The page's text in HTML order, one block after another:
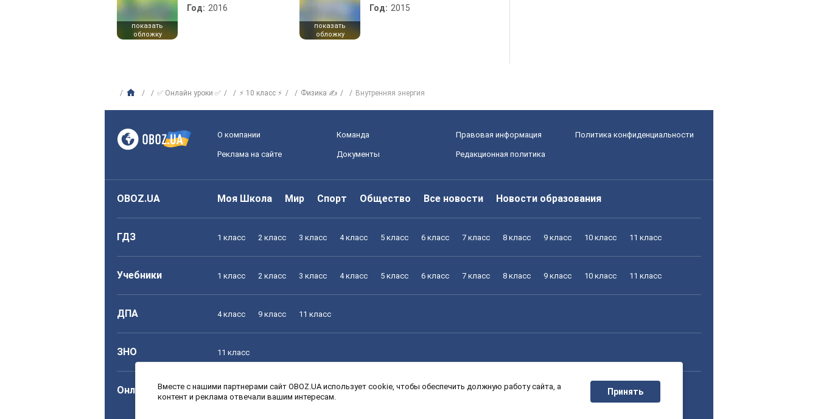
показать
обложку
Год: 2016
показать
обложку
Год: 2015
✅ Онлайн уроки ✅ ⚡ 10 класс ⚡ Физика ✍ Внутренняя энергия
О компании Команда Правовая информация Политика конфиденциальности
Реклама на сайте Документы Редакционная политика
OBOZ.UA Моя Школа Мир Спорт Общество Все новости Новости образования
ГДЗ 1 класс 2 класс 3 класс 4 класс 5 класс 6 класс 7 класс 8 класс 9 класс 10 класс 11 класс
Учебники 1 класс 2 класс 3 класс 4 класс 5 класс 6 класс 7 класс 8 класс 9 класс 10 класс 11 класс
ДПА 4 класс 9 класс 11 класс
ЗНО 11 класс
Онлайн уроки 1 класс 2 класс 3 класс 4 класс 5 класс 6 класс 7 класс 8 класс 9 класс 10 класс 11 класс
Вместе с нашими партнерами сайт OBOZ.UA использует cookie, чтобы обеспечить должную работу сайта, а
контент и реклама отвечали вашим интересам.
Принять